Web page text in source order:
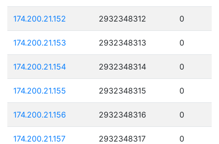
174.200.21.152 2932348312 0
174.200.21.153 2932348313 0
174.200.21.154 2932348314 0
174.200.21.155 2932348315 0
174.200.21.156 2932348316 0
174.200.21.157 2932348317 0